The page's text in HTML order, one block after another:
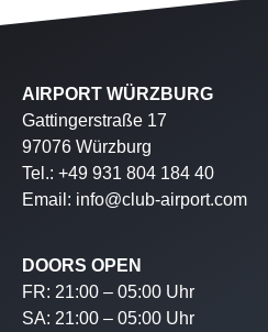
AIRPORT WÜRZBURG
Gattingerstraße 17
97076 Würzburg
Tel.: +49 931 804 184 40
Email: info@club-airport.com
DOORS OPEN
FR: 21:00 – 05:00 Uhr
SA: 21:00 – 05:00 Uhr